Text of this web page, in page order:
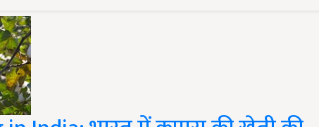
India: भारत में कपास की खेती की